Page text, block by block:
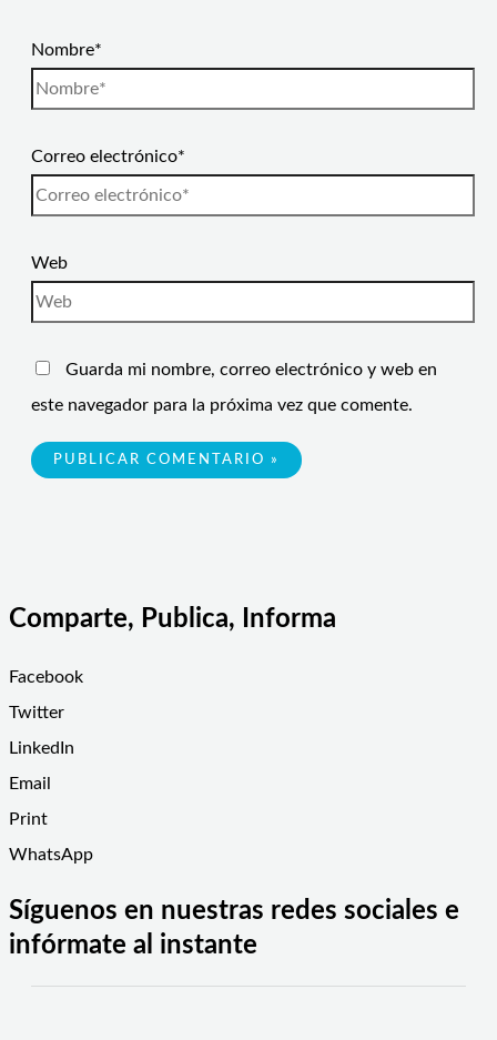
Nombre*
Correo electrónico*
Web
Guarda mi nombre, correo electrónico y web en
este navegador para la próxima vez que comente.
Comparte, Publica, Informa
Facebook
Twitter
LinkedIn
Email
Print
WhatsApp
Síguenos en nuestras redes sociales e
infórmate al instante